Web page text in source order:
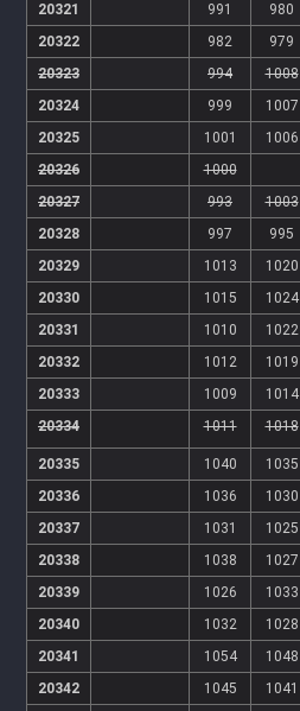
20321
991
980
20322
982 979
20323
994 1008
20324
999 1007
20325
1001 1006
20326
1000
20327
993 1003
20328
997 995
20329
1013
1020
20330
1015
1024
20331
1010 1022
20332
1012 1019
20333
1009 1014
20334
1011 1018
20335 1040
1035
20336
1036
1030
20337
1031 1025
20338
1038 1027
20339
1026 1033
20340
1032 1028
20341
1054
1048
20342
1045
1041